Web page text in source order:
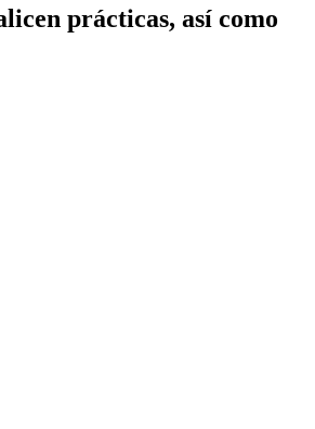
prácticas, así como